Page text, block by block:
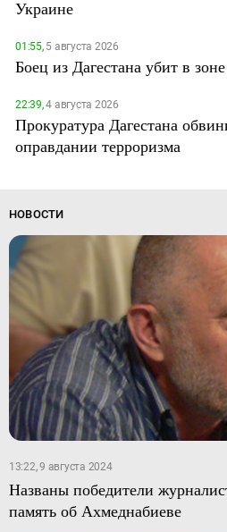
Украине
01:55,5 августа 2026
Боец из Дагестана убит в
22:39,4 августа 2026
Прокуратура Дагестана
оправдании терроризма
НОВОСТИ
13:22, 9 августа 2024
Названы победители
память об Ахмеднабиеве